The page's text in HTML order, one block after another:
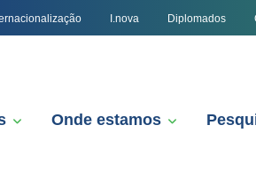
I.nova Diplomados
Onde estamos